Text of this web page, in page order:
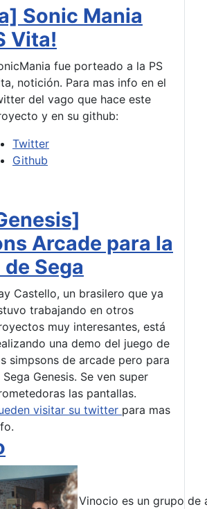
Sonic Mania
Vita!
fue porteado a la PS
notición. Para mas info en el
del vago que hace este
y en su github:
Twitter
Github
Arcade para la
Sega
Castello, un brasilero que ya
trabajando en otros
muy interesantes, está
una demo del juego de
simpsons de arcade pero para
Sega Genesis. Se ven super
las pantallas.
visitar su twitter para mas
Vinocio es un grupo de